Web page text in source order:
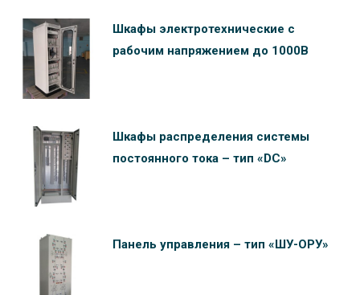
Шкафы электротехнические c
рабочим напряжением до 1000В
Шкафы распределения системы
постоянного тока – тип «DC»
Панель управления – тип «ШУ-ОРУ»